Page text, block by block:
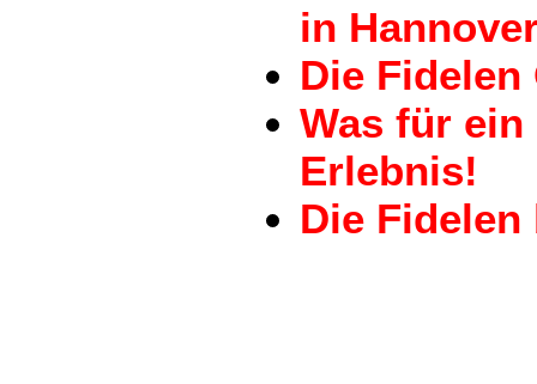
in
Die Fidelen
Was für
Erlebnis!
Die